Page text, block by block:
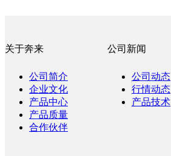
关于奔来
公司简介
企业文化
产品中心
产品质量
合作伙伴
公司新闻
公司动态
行情动态
产品技术